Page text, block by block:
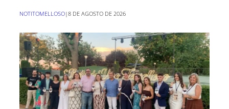
NOTITOMELLOSO|8 DE AGOSTO DE 2026